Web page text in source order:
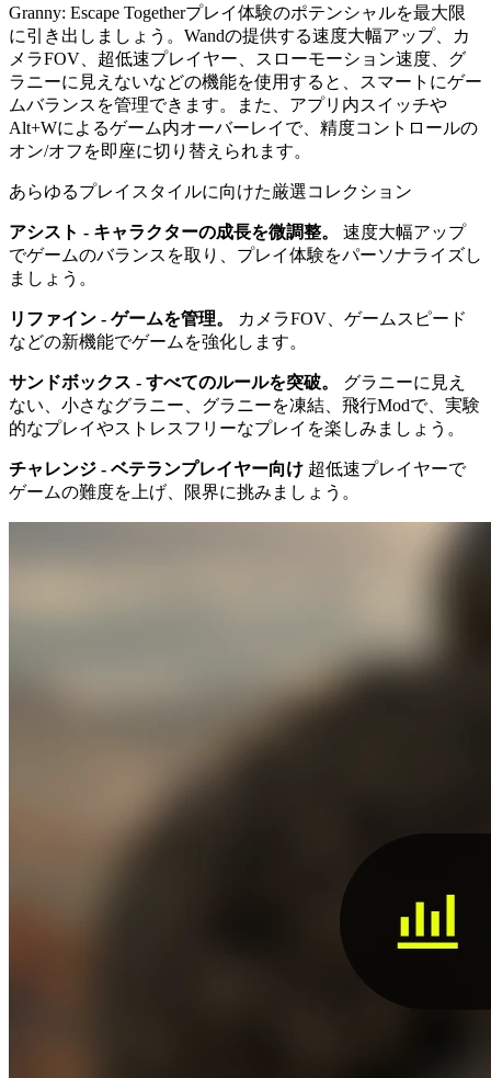
Granny: Escape Togetherプレイ体験のポテンシャルを最大限
に引き出しましょう。Wandの提供する速度大幅アップ、カ
メラFOV、超低速プレイヤー、スローモーション速度、グ
ラニーに見えないなどの機能を使用すると、スマートにゲー
ムバランスを管理できます。また、アプリ内スイッチや
Alt+Wによるゲーム内オーバーレイで、精度コントロールの
オン/オフを即座に切り替えられます。
あらゆるプレイスタイルに向けた厳選コレクション
アシスト - キャラクターの成長を微調整。
速度大幅アップ
でゲームのバランスを取り、プレイ体験をパーソナライズし
ましょう。
リファイン - ゲームを管理。
カメラFOV、ゲームスピード
などの新機能でゲームを強化します。
サンドボックス - すべてのルールを突破。
グラニーに見え
ない、小さなグラニー、グラニーを凍結、飛行Modで、実験
的なプレイやストレスフリーなプレイを楽しみましょう。
チャレンジ - ベテランプレイヤー向け 超低速プレイヤーで
ゲームの難度を上げ、限界に挑みましょう。